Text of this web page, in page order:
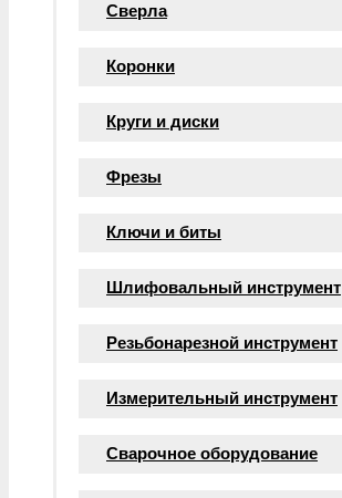
Сверла
Коронки
Круги и диски
Фрезы
Ключи и биты
Шлифовальный инструмент
Резьбонарезной инструмент
Измерительный инструмент
Сварочное оборудование